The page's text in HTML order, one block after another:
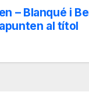
– Blanqué i
al títol